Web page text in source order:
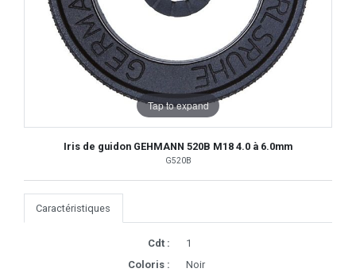
Tap to expand
Iris de guidon GEHMANN 520B M18 4.0 à 6.0mm
G520B
Caractéristiques
Cdt :
1
Coloris :
Noir